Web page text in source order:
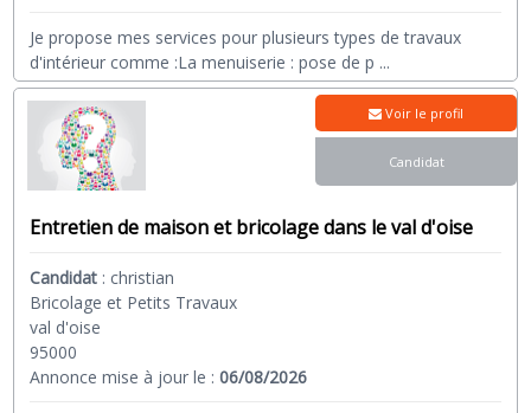
Je propose mes services pour plusieurs types de travaux
d'intérieur comme :La menuiserie : pose de p ...
Entretien de maison et bricolage dans le val d'oise
Candidat : christian
Bricolage et Petits Travaux
val d'oise
95000
Annonce mise à jour le :06/08/2026
Voir le profil
Candidat